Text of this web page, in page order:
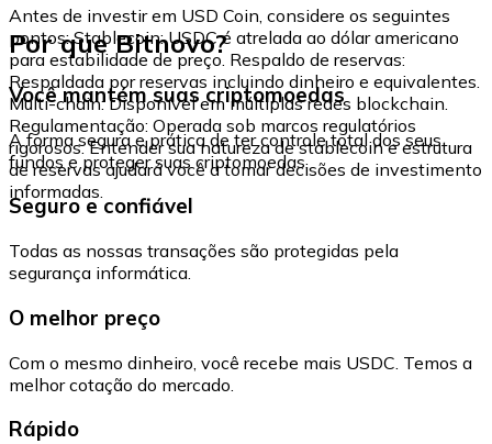
Antes de investir em USD Coin, considere os seguintes
pontos: Stablecoin: USDC é atrelada ao dólar americano
para estabilidade de preço. Respaldo de reservas:
Respaldada por reservas incluindo dinheiro e equivalentes.
Multi-chain: Disponível em múltiplas redes blockchain.
Regulamentação: Operada sob marcos regulatórios
rigorosos. Entender sua natureza de stablecoin e estrutura
de reservas ajudará você a tomar decisões de investimento
informadas.
Por que Bitnovo?
Você mantém suas criptomoedas
A forma segura e prática de ter controle total dos seus
fundos e proteger suas criptomoedas.
Seguro e confiável
Todas as nossas transações são protegidas pela
segurança informática.
O melhor preço
Com o mesmo dinheiro, você recebe mais USDC. Temos a
melhor cotação do mercado.
Rápido